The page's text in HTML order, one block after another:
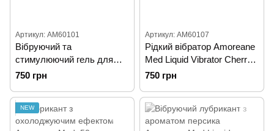
Артикул: AM60101
Вібруючий та
стимулюючий гель для
жінок Amoreanе MED з
750 грн
Артикул: AM60107
Рідкий вібратор Amoreane
Med Liquid Vibrator Cherry з
ароматом вишні, 30 мл
750 грн
NEW